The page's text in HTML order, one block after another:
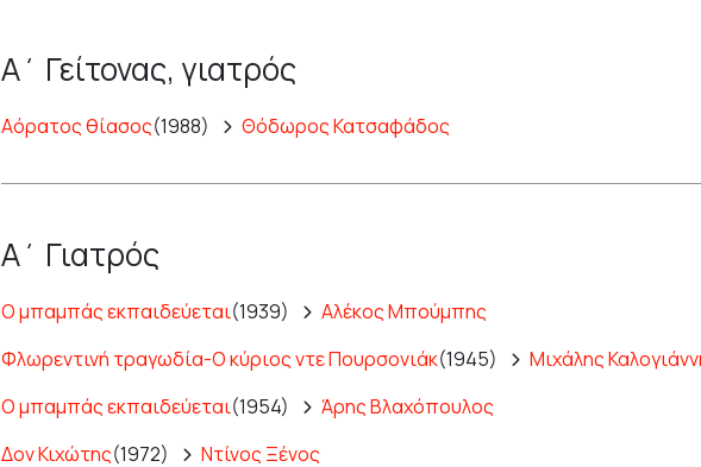
Α΄ Γείτονας, γιατρός
Αόρατος θίασος(1988) Θόδωρος Κατσαφάδος
Α΄ Γιατρός
Ο μπαμπάς εκπαιδεύεται(1939)
Αλέκος Μπούμπης
Φλωρεντινή τραγωδία-Ο κύριος ντε Πουρσονιάκ(1945)
Μιχάλης
Ο μπαμπάς εκπαιδεύεται(1954)
Άρης Βλαχόπουλος
Δον Κιχώτης(1972)
Ντίνος Ξένος